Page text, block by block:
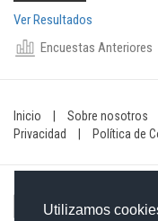
Utilizamos
Ver Resultados
Encuestas Anteriores
Inicio Sobre nosotros
Privacidad
Política de